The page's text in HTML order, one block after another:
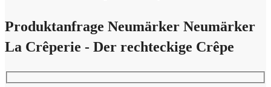
Produktanfrage Neumärker Neumärker
La Crêperie - Der rechteckige Crêpe